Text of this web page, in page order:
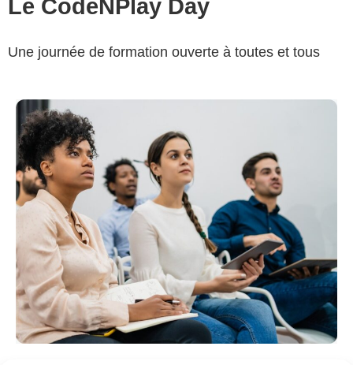
Le CodeNPlay Day
Une journée de formation ouverte à toutes et tous